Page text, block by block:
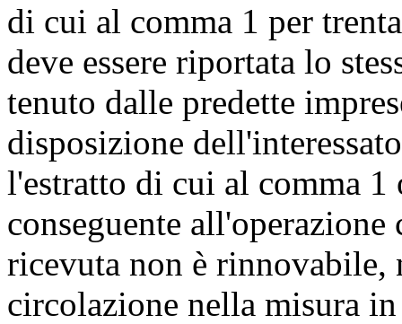
di cui al comma 1 per
deve essere riportata lo
tenuto dalle predette
disposizione
l'estratto di cui al comma
conseguente
ricevuta non è rinnovabile,
circolazione nella misura